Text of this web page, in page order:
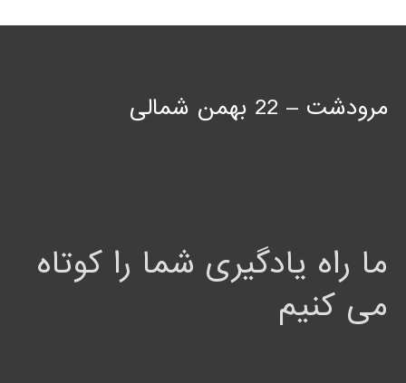
مرودشت – 22 بهمن شمالی
ما راه یادگیری شما را کوتاه
می کنیم